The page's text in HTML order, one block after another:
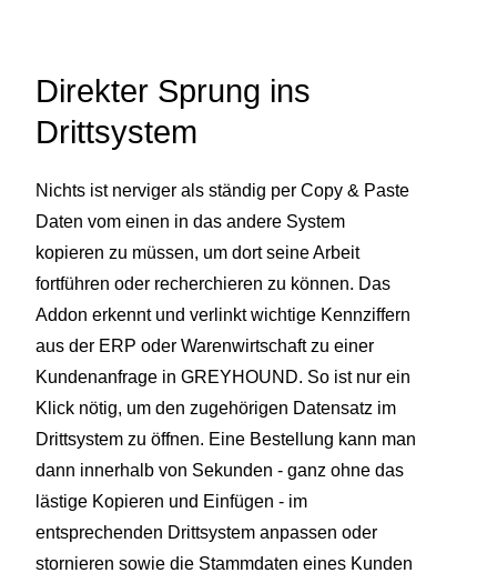
Direkter Sprung ins
Drittsystem
Nichts ist nerviger als ständig per Copy & Paste
Daten vom einen in das andere System
kopieren zu müssen, um dort seine Arbeit
fortführen oder recherchieren zu können. Das
Addon erkennt und verlinkt wichtige Kennziffern
aus der ERP oder Warenwirtschaft zu einer
Kundenanfrage in GREYHOUND. So ist nur ein
Klick nötig, um den zugehörigen Datensatz im
Drittsystem zu öffnen. Eine Bestellung kann man
dann innerhalb von Sekunden - ganz ohne das
lästige Kopieren und Einfügen - im
entsprechenden Drittsystem anpassen oder
stornieren sowie die Stammdaten eines Kunden